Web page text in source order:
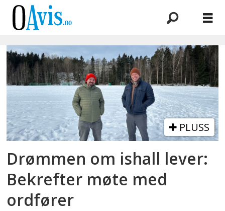
Emne:
stian
knudsen
PLUSS
Drømmen om ishall lever:
Bekrefter møte med
ordfører